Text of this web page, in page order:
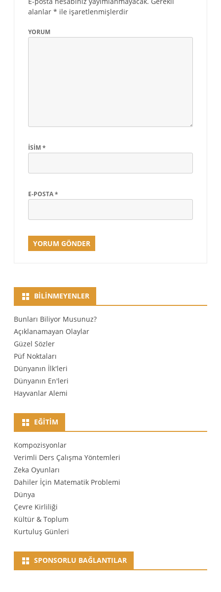
alanlar * ile işaretlenmişlerdir
YORUM
İSIM*
E-POSTA*
BILINMEYENLER
Bunları Biliyor Musunuz?
Açıklanamayan Olaylar
Güzel Sözler
Püf Noktaları
Dünyanın İlk'leri
Dünyanın En'leri
Hayvanlar Alemi
EĞITIM
Kompozisyonlar
Verimli Ders Çalışma Yöntemleri
Zeka Oyunları
Dahiler İçin Matematik Problemi
Dünya
Çevre Kirliliği
Kültür & Toplum
Kurtuluş Günleri
SPONSORLU BAĞLANTILAR